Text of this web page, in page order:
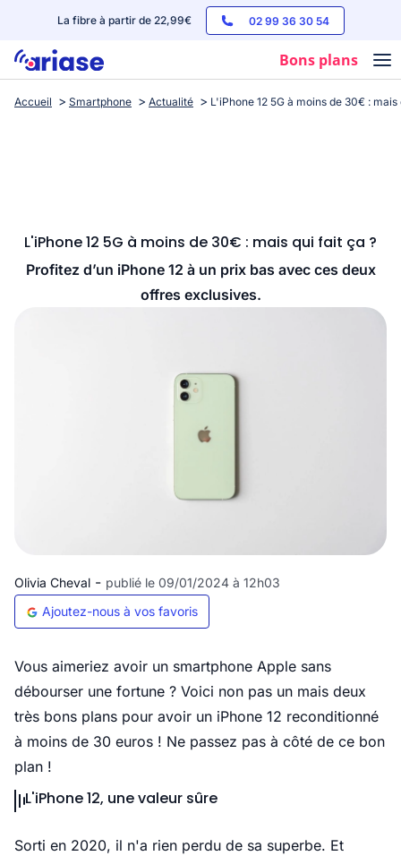
La fibre à partir de 22,99€ 02 99 36 30 54
Bons plans
Box internet
Streaming
Accueil Smartphone Actualité L'iPhone 12 5G à moins de 30€ :
L'iPhone 12 5G à moins de 30€ : mais qui fait ça ?
Profitez d’un iPhone 12 à un prix bas avec ces deux
offres exclusives.
Olivia Cheval - publié le 09/01/2024 à 12h03
Ajoutez-nous à vos favoris
Vous aimeriez avoir un smartphone Apple sans
débourser une fortune ? Voici non pas un mais deux
très bons plans pour avoir un iPhone 12 reconditionné
à moins de 30 euros ! Ne passez pas à côté de ce bon
plan !
L'iPhone 12, une valeur sûre
Sorti en 2020, il n'a rien perdu de sa superbe. Et